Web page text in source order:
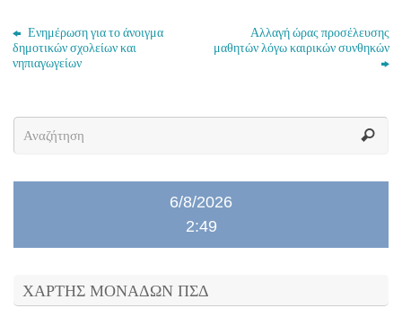
Ενημέρωση για το άνοιγμα
δημοτικών σχολείων και
νηπιαγωγείων
Αλλαγή ώρας προσέλευσης
μαθητών λόγω καιρικών συνθηκών
6/8/2026
2:49
ΧΑΡΤΗΣ ΜΟΝΑΔΩΝ ΠΣΔ